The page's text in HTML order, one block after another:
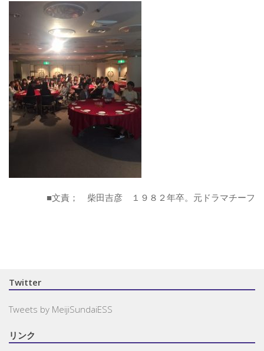
■文責； 柴田吉彦 １９８２年卒。元ドラマチーフ
Twitter
Tweets by MeijiSundaiESS
リンク